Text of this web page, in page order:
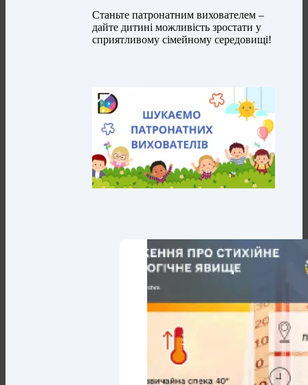
Станьте патронатним вихователем –
дайте дитині можливість зростати у
сприятливому сімейному середовищі!